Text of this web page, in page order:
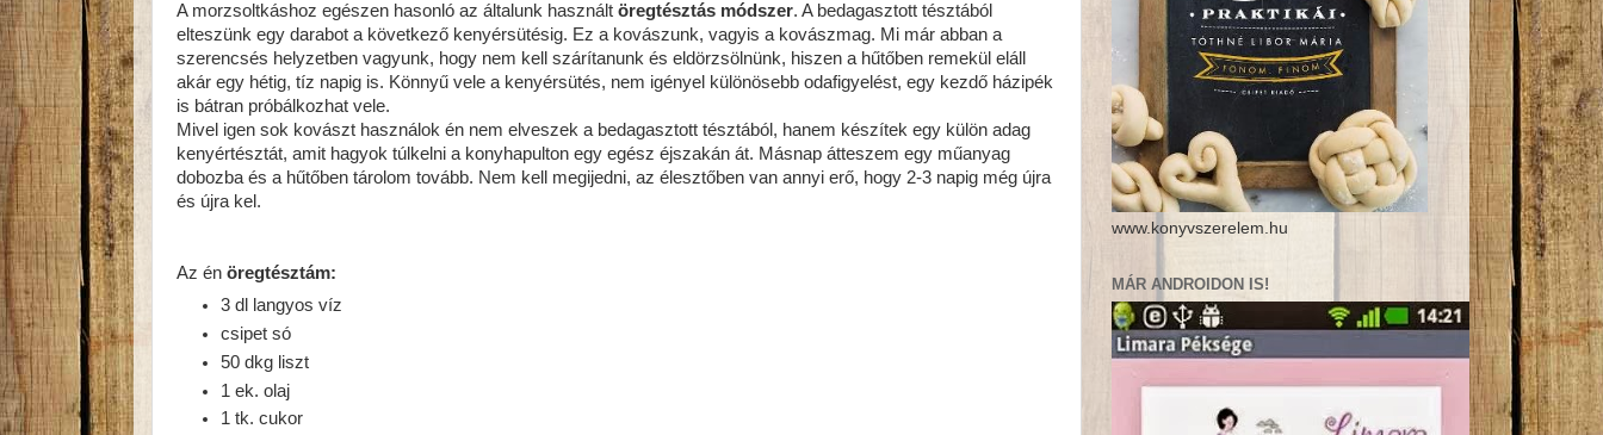
A morzsoltkáshoz egészen hasonló az általunk használt öregtésztás módszer. A bedagasztott tésztából
elteszünk egy darabot a következő kenyérsütésig. Ez a kovászunk, vagyis a kovászmag. Mi már abban a
szerencsés helyzetben vagyunk, hogy nem kell szárítanunk és eldörzsölnünk, hiszen a hűtőben remekül eláll
akár egy hétig, tíz napig is. Könnyű vele a kenyérsütés, nem igényel különösebb odafigyelést, egy kezdő házipék
is bátran próbálkozhat vele.
Mivel igen sok kovászt használok én nem elveszek a bedagasztott tésztából, hanem készítek egy külön adag
kenyértésztát, amit hagyok túlkelni a konyhapulton egy egész éjszakán át. Másnap átteszem egy műanyag
dobozba és a hűtőben tárolom tovább. Nem kell megijedni, az élesztőben van annyi erő, hogy 2-3 napig még újra
és újra kel.
Az én öregtésztám:
3 dl langyos víz
csipet só
50 dkg liszt
1 ek. olaj
1 tk. cukor
www.konyvszerelem.hu
MÁR ANDROIDON IS!